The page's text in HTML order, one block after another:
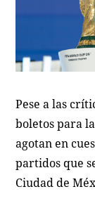
Pese a las
boletos para
agotan en
partidos que
Ciudad de